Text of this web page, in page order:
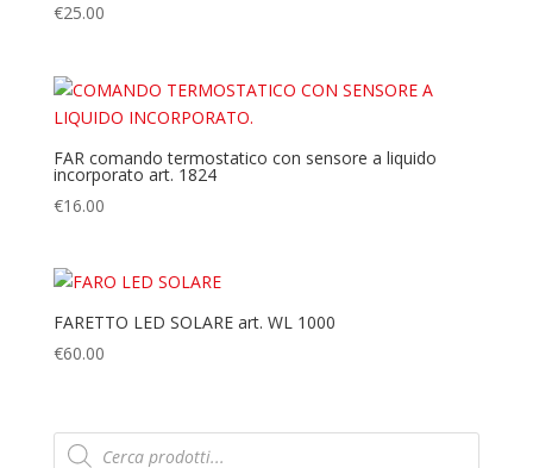
€25.00
FAR comando termostatico con sensore a liquido
incorporato art. 1824
€16.00
FARETTO LED SOLARE art. WL 1000
€60.00
Products
search